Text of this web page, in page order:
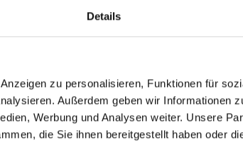
Details
zu personalisieren, Funktionen für
Außerdem geben wir Informationen
Werbung und Analysen weiter. Unsere
die Sie ihnen bereitgestellt haben oder
Abstand Einkauf:
Abstand Wasser:
Nordsee